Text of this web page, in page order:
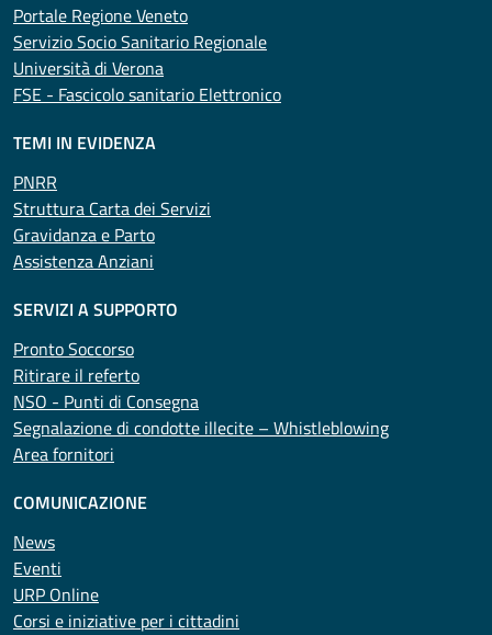
Portale Regione Veneto
Servizio Socio Sanitario Regionale
Università di Verona
FSE - Fascicolo sanitario Elettronico
TEMI IN EVIDENZA
PNRR
Struttura Carta dei Servizi
Gravidanza e Parto
Assistenza Anziani
SERVIZI A SUPPORTO
Pronto Soccorso
Ritirare il referto
NSO - Punti di Consegna
Segnalazione di condotte illecite – Whistleblowing
Area fornitori
COMUNICAZIONE
News
Eventi
URP Online
Corsi e iniziative per i cittadini